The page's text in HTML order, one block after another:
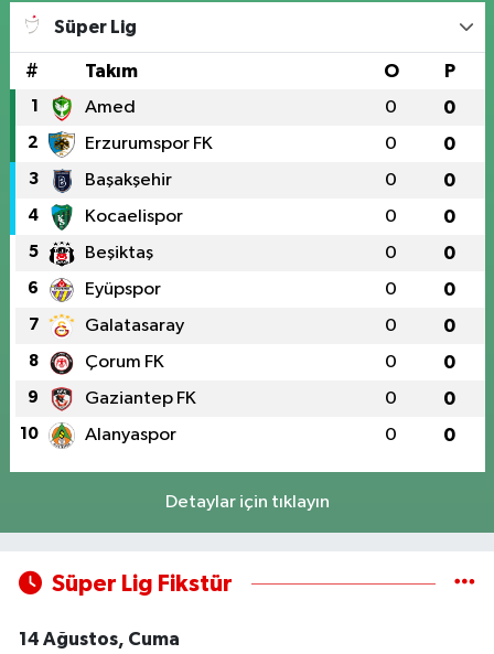
Süper Lig
# Takım O P
1 Amed 0 0
2 Erzurumspor FK 0 0
3 Başakşehir 0 0
4 Kocaelispor 0 0
5 Beşiktaş 0 0
6 Eyüpspor 0 0
7 Galatasaray 0 0
8 Çorum FK 0 0
9 Gaziantep FK 0 0
10 Alanyaspor 0 0
Detaylar için tıklayın
Süper Lig Fikstür
14 Ağustos, Cuma